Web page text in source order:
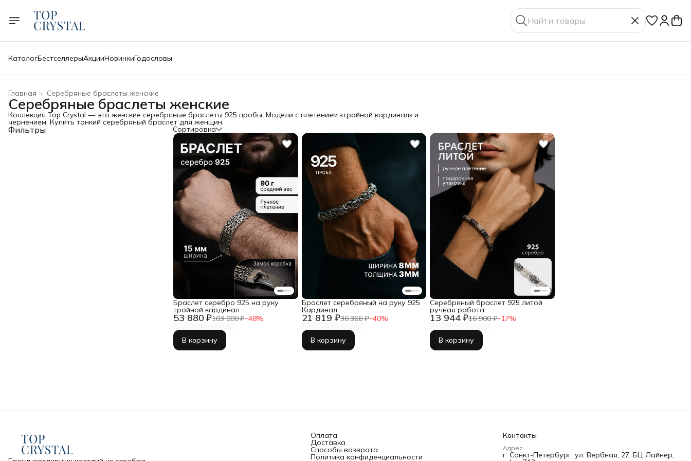
КаталогБестселлерыАкцииНовинкиГодословы
Серебряные браслеты женские
Главная ›
Серебряные браслеты женские
Коллекция Top Crystal — это женские серебряные браслеты 925 пробы. Модели с плетением «тройной кардинал» и
чернением. Купить тонкий серебряный браслет для женщин.
Фильтры Сортировка
53 880 ₽103 000 ₽−48%
Браслет серебро 925 на руку
тройной кардинал
В корзину
21 819 ₽36 366 ₽−40%
Браслет серебряный на руку 925
Кардинал
В корзину
13 944 ₽16 900 ₽−17%
Серебряный браслет 925 литой
ручная работа
В корзину
Оплата
Доставка
Способы возврата
Политика конфиденциальности
Контакты
Адрес
г. Санкт-Петербург, ул. Вербная, 27, БЦ Лайнер,